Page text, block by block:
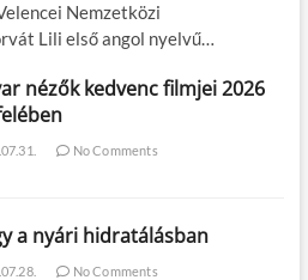
Nemzetközi
Lili első angol nyelvű…
nézők kedvenc filmjei 2026
No Comments
a nyári hidratálásban
No Comments